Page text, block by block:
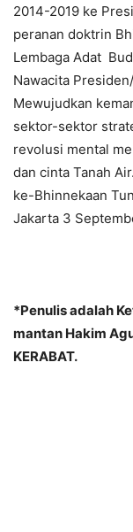
2014-2019 ke
peranan doktrin
Lembaga Adat
Nawacita
Mewujudkan
sektor-sektor
revolusi mental
dan cinta Tanah
ke-Bhinnekaan
Jakarta 3
*Penulis adalah
mantan Hakim
KERABAT.